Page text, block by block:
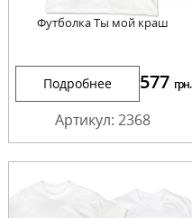
Футболка Ты мой краш
Подробнее 577 грн.
Артикул: 2368